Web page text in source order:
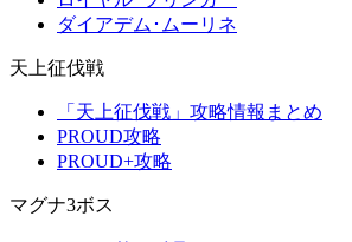
ダイアデム･ムーリネ
天上征伐戦
「天上征伐戦」攻略情報まとめ
PROUD攻略
PROUD+攻略
マグナ3ボス